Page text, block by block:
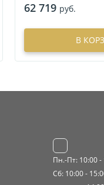
62 719 руб.
В
Пн.-Пт: 10:00 -
Сб: 10:00 -